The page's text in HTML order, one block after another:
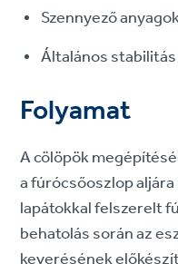
Szennyező
Általános
Folyamat
A cölöpök
a fúrócsőoszlop
lapátokkal felszerelt
behatolás során az